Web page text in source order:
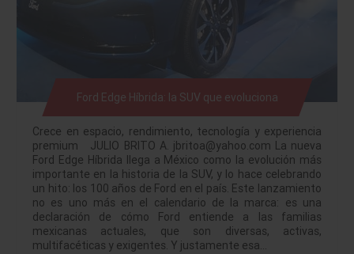
Ford Edge Híbrida: la SUV que evoluciona
Crece en espacio, rendimiento, tecnología y experiencia
premium JULIO BRITO A. jbritoa@yahoo.com La nueva
Ford Edge Híbrida llega a México como la evolución más
importante en la historia de la SUV, y lo hace celebrando
un hito: los 100 años de Ford en el país. Este lanzamiento
no es uno más en el calendario de la marca: es una
declaración de cómo Ford entiende a las familias
mexicanas actuales, que son diversas, activas,
multifacéticas y exigentes. Y justamente esa…